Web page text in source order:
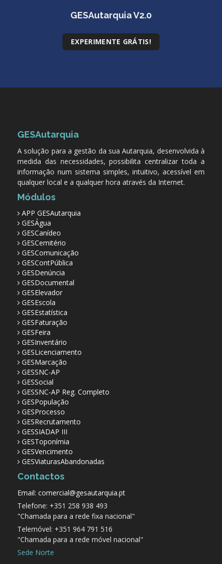
GESRecrutamento
GESSIADAP III
GESToponímia
GESAutarquia V2.0
EXPERIMENTE GRÁTIS!
GESAutarquia
A solução para a gestão da sua Autarquia, desenvolvida à
medida das necessidades, possibilita centralizar toda a
informação num sistema simples, intuitivo, acessível em
qualquer local e a qualquer hora através da Internet.
Módulos
APP GESAutarquia
GESÁgua
GESCanídeo
GESCemitério
GESComunicação
GESContPública
GESDenúncia
GESDocumental
GESElevador
GESEscola
GESEstatística
GESFaturação
GESFeira
GESInventário
GESLicenciamento
GESMarcação
GESSNC-AP
GESSocial
GESSNC-AP Reg. Completo
GESPopulação
GESProcesso
GESRecrutamento
GESSIADAP III
GESToponímia
GESVencimento
GESViaturasAbandonadas
Contactos
Email: comercial@gesautarquia.pt
Telefone: +351 258 938 493
"Chamada para a rede fixa nacional"
Telemóvel: +351 964 791 516
"Chamada para a rede móvel nacional"
Sede Norte